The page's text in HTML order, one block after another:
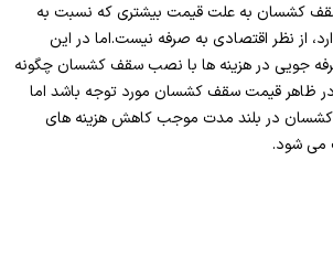
سقف کشسان به علت قیمت بیشتری که نسبت به
از نظر اقتصادی به صرفه نیست.اما در این
جویی در هزینه ها با نصب سقف کشسان چگونه
ظاهر قیمت سقف کشسان مورد توجه باشد اما
در بلند مدت موجب کاهش هزینه های
می شود.